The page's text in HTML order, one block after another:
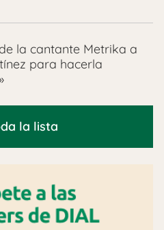
la cantante Metrika a
para hacerla
la lista